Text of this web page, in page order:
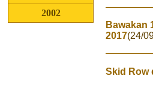
2002
Bawakan
2017(24/
Skid Row